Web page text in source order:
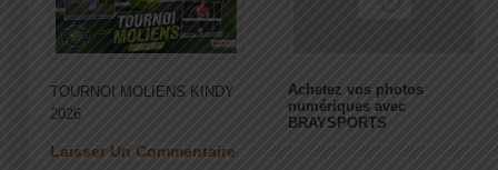
TOURNOI MOLIENS KINDY
2026
Achetez vos photos
numériques avec
BRAYSPORTS
Laisser Un Commentaire